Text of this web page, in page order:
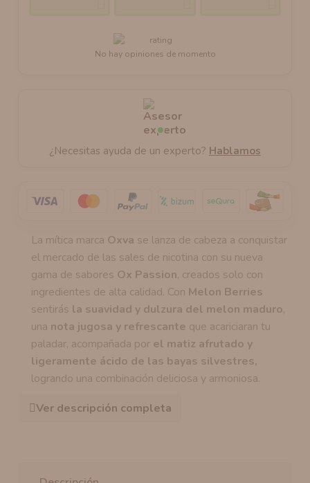
La mítica marca Oxva se lanza de cabeza a conquistar
el mercado de las sales de nicotina con su nueva
gama de sabores Ox Passion, creados solo con
ingredientes de alta calidad. Con Melon Berries
sentirás la suavidad y dulzura del melon maduro,
una nota jugosa y refrescante que acariciaran tu
paladar, acompañada por el matiz afrutado y
ligeramente ácido de las bayas silvestres,
logrando una combinación deliciosa y armoniosa.
Ver descripción completa
No hay opiniones de momento
¿Necesitas ayuda de un experto? Hablamos